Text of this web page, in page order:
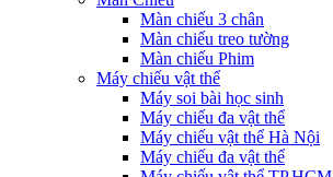
Màn chiếu 3 chân
Màn chiếu treo tường
Màn chiếu Phim
Máy chiếu vật thể
Máy soi bài học sinh
Máy chiếu đa vật thể
Máy chiếu vật thể Hà Nội
Máy chiếu đa vật thể